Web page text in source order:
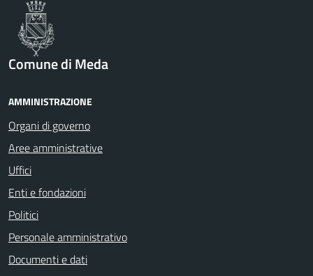
Comune di Meda
AMMINISTRAZIONE
Organi di governo
Aree amministrative
Uffici
Enti e fondazioni
Politici
Personale amministrativo
Documenti e dati